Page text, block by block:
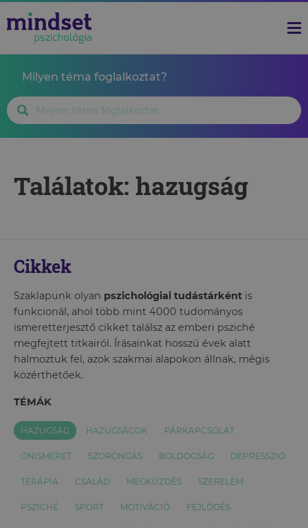
Milyen téma foglalkoztat?
Találatok: hazugság
Cikkek
Szaklapunk olyan pszichológiai tudástárként is
funkcionál, ahol több mint 4000 tudományos
ismeretterjesztő cikket találsz az emberi psziché
megfejtett titkairól. Írásainkat hosszú évek alatt
halmoztuk fel, azok szakmai alapokon állnak, mégis
közérthetőek.
TÉMÁK
HAZUGSÁG HAZUGSÁGOK PÁRKAPCSOLAT
ÖNISMERET SZORONGÁS BOLDOGSÁG DEPRESSZIÓ
TERÁPIA CSALÁD MEGKÜZDÉS SZERELEM
PSZICHÉ SPORT MOTIVÁCIÓ FEJLŐDÉS